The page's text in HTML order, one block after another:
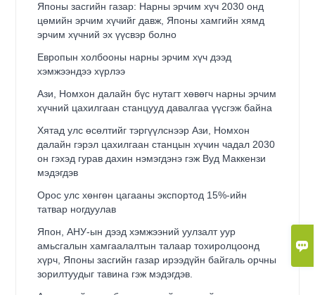

Японы засгийн газар: Нарны эрчим хүч 2030 онд
цөмийн эрчим хүчийг давж, Японы хамгийн хямд
эрчим хүчний эх үүсвэр болно
Европын холбооны нарны эрчим хүч дээд
хэмжээндээ хүрлээ
Ази, Номхон далайн бүс нутагт хөвөгч нарны эрчим
хүчний цахилгаан станцууд давалгаа үүсгэж байна
Хятад улс өсөлтийг тэргүүлснээр Ази, Номхон
далайн гэрэл цахилгаан станцын хүчин чадал 2030
он гэхэд гурав дахин нэмэгдэнэ гэж Вуд Маккензи
мэдэгдэв
Орос улс хөнгөн цагааны экспортод 15%-ийн
татвар ногдуулав
Япон, АНУ-ын дээд хэмжээний уулзалт уур
амьсгалын хамгаалалтын талаар тохиролцоонд
хүрч, Японы засгийн газар ирээдүйн байгаль орчны
зорилтуудыг тавина гэж мэдэгдэв.